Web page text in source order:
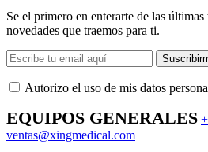
Se el primero en enterarte de las
novedades que traemos para ti.
Autorizo ​​el uso de mis datos
EQUIPOS GENERALES
ventas@xingmedical.com